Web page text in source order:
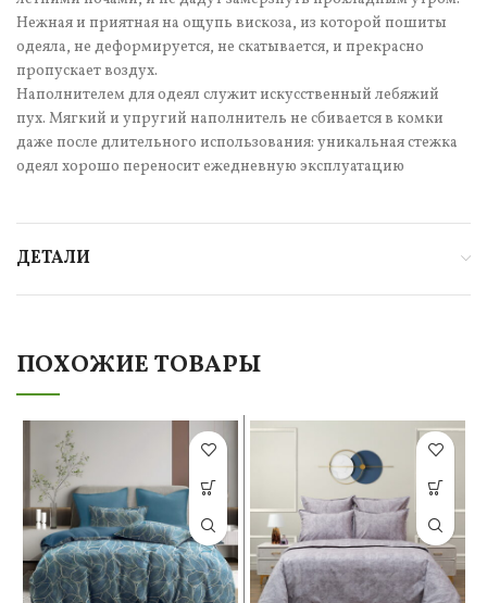
Нежная и приятная на ощупь вискоза, из которой пошиты
одеяла, не деформируется, не скатывается, и прекрасно
пропускает воздух.
Наполнителем для одеял служит искусственный лебяжий
пух. Мягкий и упругий наполнитель не сбивается в комки
даже после длительного использования: уникальная стежка
одеял хорошо переносит ежедневную эксплуатацию
ДЕТАЛИ
ПОХОЖИЕ ТОВАРЫ